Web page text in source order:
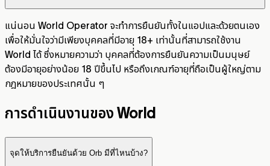
แน่นอน World Operator จะทำการยืนยันทั้งในแอปและด้วยตนเอง
เพื่อให้มั่นใจว่ามีเพียงบุคคลที่มีอายุ 18+ เท่านั้นที่สามารถใช้งาน
World ได้ ซึ่งหมายความว่า บุคคลที่ต้องการยืนยันความเป็นมนุษย์
ต้องมีอายุอย่างน้อย 18 ปีขึ้นไป หรือถึงเกณฑ์อายุที่ถือเป็นผู้ใหญ่ตาม
กฎหมายของประเทศนั้น ๆ
การดำเนินงานของ World
จุดให้บริการยืนยันด้วย Orb มีที่ไหนบ้าง?